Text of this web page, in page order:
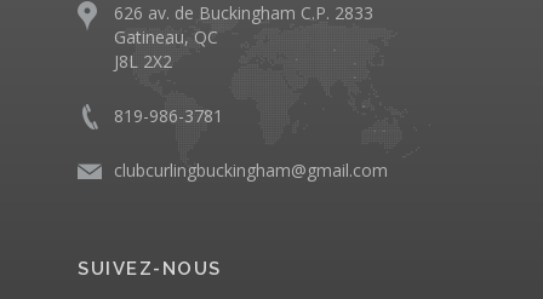
626 av. de Buckingham C.P. 2833
Gatineau, QC
J8L 2X2
819-986-3781
clubcurlingbuckingham@gmail.com
SUIVEZ-NOUS